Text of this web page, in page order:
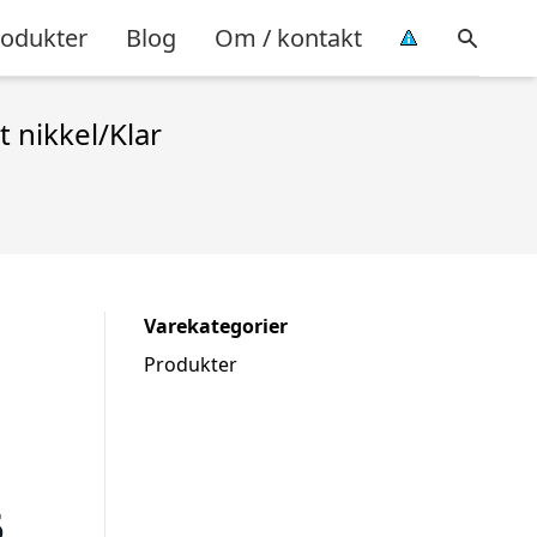
Blog Om / kontakt
nikkel/Klar
Varekategorier
Produkter